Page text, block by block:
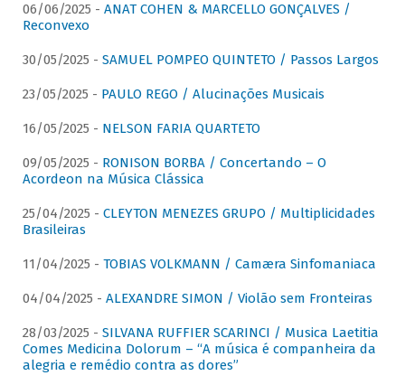
06/06/2025 - ANAT COHEN & MARCELLO GONÇALVES /
Reconvexo
30/05/2025 - SAMUEL POMPEO QUINTETO / Passos Largos
23/05/2025 - PAULO REGO / Alucinações Musicais
16/05/2025 - NELSON FARIA QUARTETO
09/05/2025 - RONISON BORBA / Concertando – O
Acordeon na Música Clássica
25/04/2025 - CLEYTON MENEZES GRUPO / Multiplicidades
Brasileiras
11/04/2025 - TOBIAS VOLKMANN / Camæra Sinfomaniaca
04/04/2025 - ALEXANDRE SIMON / Violão sem Fronteiras
28/03/2025 - SILVANA RUFFIER SCARINCI / Musica Laetitia
Comes Medicina Dolorum – “A música é companheira da
alegria e remédio contra as dores”